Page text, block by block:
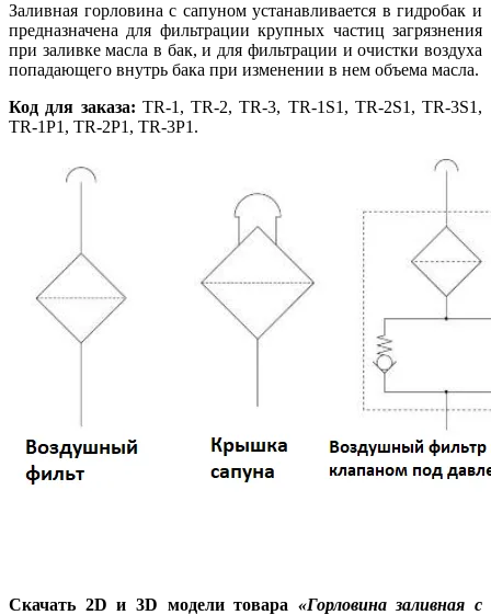
Заливная горловина с сапуном устанавливается в гидробак и
предназначена для фильтрации крупных частиц загрязнения
при заливке масла в бак, и для фильтрации и очистки воздуха
попадающего внутрь бака при изменении в нем объема масла.
Код для заказа: TR-1, TR-2, TR-3, TR-1S1, TR-2S1, TR-3S1,
TR-1P1, TR-2P1, TR-3P1.
Скачать 2D и 3D модели товара «Горловина заливная с